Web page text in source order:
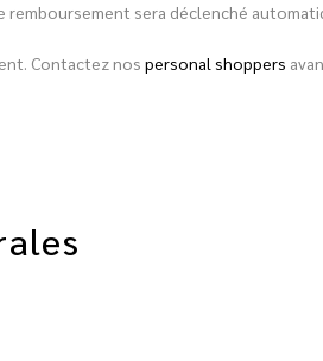
sera déclenché
Contactez nos personal shoppers